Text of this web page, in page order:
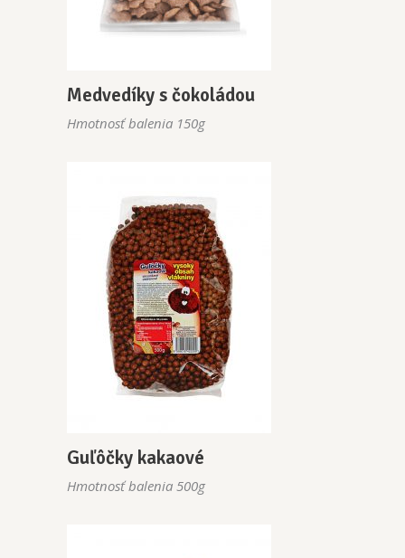
Medvedíky s čokoládou
Hmotnosť balenia 150g
Guľôčky kakaové
Hmotnosť balenia 500g